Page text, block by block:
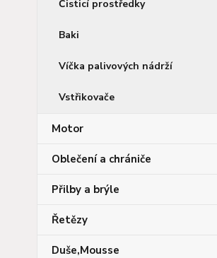
Čisticí prostředky
Baki
Víčka palivových nádrží
Vstřikovače
Motor
Oblečení a chrániče
Přilby a brýle
Řetězy
Duše,Mousse